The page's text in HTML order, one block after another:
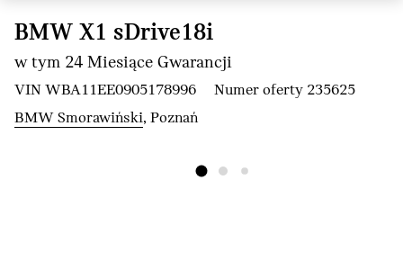
BMW X1 sDrive18i
w tym 24 Miesiące Gwarancji
VIN WBA11EE0905178996
Numer oferty 235625
BMW Smorawiński, Poznań